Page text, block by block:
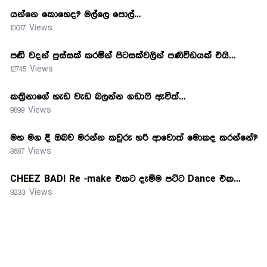
යන්නෙ කොහෙද? මල්ලෙ පොල්…
10017 Views
පඬි වදන් පුස්සක් කරමින් පිටසක්වලින් පණිවිඩයක් එයි…
12745 Views
කත්‍රිනාගේ හැඩ වැඩ බලන්න ගඩාෆි ඇවිත්…
9899 Views
මහ මග දී ඔබව මරන්න කවුරු හරි ආවොත් මොකද කරන්නේ?
8687 Views
CHEEZ BADI Re -make එකට දැම්ම පට්ට Dance එක…
9233 Views